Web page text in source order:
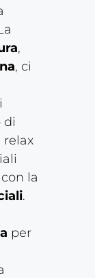
,
, ci
di
relax
la
.
per